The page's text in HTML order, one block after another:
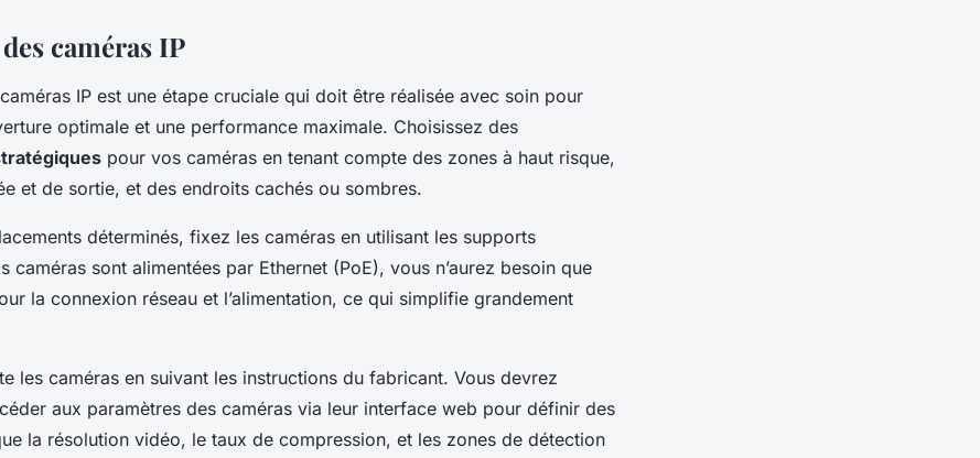
caméras IP
IP est une étape cruciale qui doit être réalisée avec soin pour
optimale et une performance maximale. Choisissez des
pour vos caméras en tenant compte des zones à haut risque,
et de sortie, et des endroits cachés ou sombres.
déterminés, fixez les caméras en utilisant les supports
caméras sont alimentées par Ethernet (PoE), vous n’aurez besoin que
la connexion réseau et l’alimentation, ce qui simplifie grandement
les caméras en suivant les instructions du fabricant. Vous devrez
aux paramètres des caméras via leur interface web pour définir des
la résolution vidéo, le taux de compression, et les zones de détection